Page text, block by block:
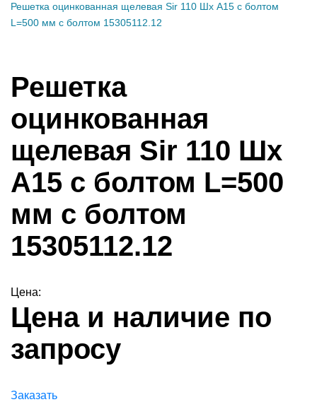
Решетка оцинкованная щелевая Sir 110 Шх А15 с болтом
L=500 мм с болтом 15305112.12
Решетка
оцинкованная
щелевая Sir 110 Шх
А15 с болтом L=500
мм с болтом
15305112.12
Цена:
Цена и наличие по
запросу
Заказать